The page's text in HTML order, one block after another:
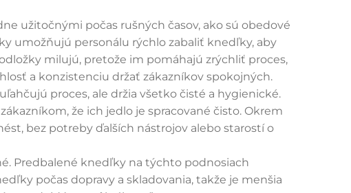
užitočnými počas rušných časov, ako sú obedové
umožňujú personálu rýchlo zabaliť knedľky, aby
milujú, pretože im pomáhajú zrýchliť proces,
a konzistenciu držať zákazníkov spokojných.
proces, ale držia všetko čisté a hygienické.
že ich jedlo je spracované čisto. Okrem
bez potreby ďalších nástrojov alebo starostí o
Predbalené knedľky na týchto podnosiach
počas dopravy a skladovania, takže je menšia